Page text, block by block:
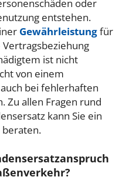
oder
entstehen.
Gewährleistungfür
Vertragsbeziehung
ist nicht
von einem
bei fehlerhaften
Zu allen Fragen rund
kann Sie ein